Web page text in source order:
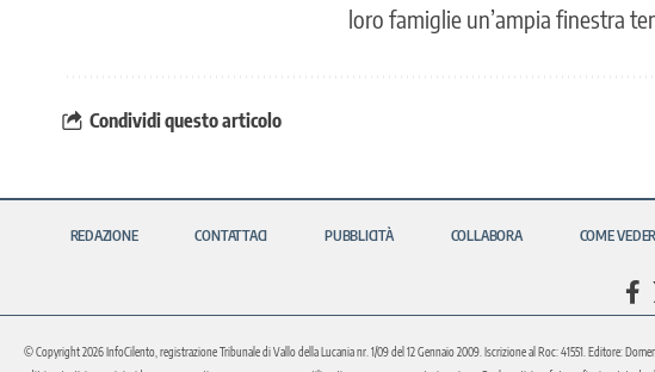
loro famiglie un’ampia finestra
Condividi questo articolo
REDAZIONE CONTATTACI PUBBLICITÀ COLLABORA COME
© Copyright 2026 InfoCilento, registrazione Tribunale di Vallo della Lucania nr. 1/09 del 12 Gennaio 2009. Iscrizione al Roc: 41551. Editore: